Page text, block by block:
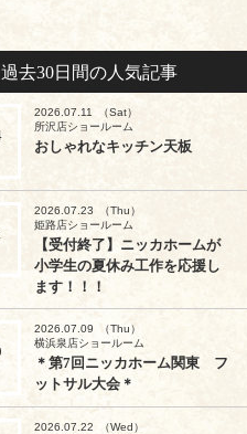
過去30日間の人気記事
2026.07.11
（Sat）
所沢店ショールーム
おしゃれなキッチン天板
2026.07.23
（Thu）
姫路店ショールーム
【受付終了】ニッカホームが
小学生の夏休み工作を応援し
ます！！！
2026.07.09
（Thu）
横浜泉店ショールーム
＊第7回ニッカホーム関東 フ
ットサル大会＊
2026.07.22
（Wed）